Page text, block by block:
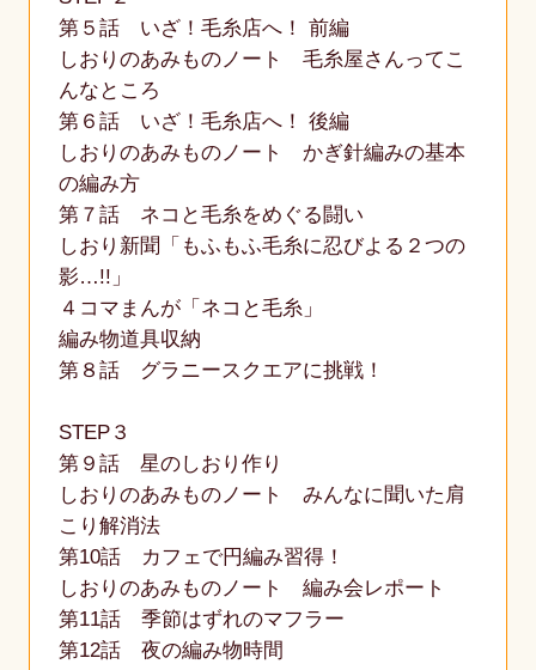
第５話 いざ！毛糸店へ！ 前編
しおりのあみものノート 毛糸屋さんってこ
んなところ
第６話 いざ！毛糸店へ！ 後編
しおりのあみものノート かぎ針編みの基本
の編み方
第７話 ネコと毛糸をめぐる闘い
しおり新聞「もふもふ毛糸に忍びよる２つの
影…!!」
４コマまんが「ネコと毛糸」
編み物道具収納
第８話 グラニースクエアに挑戦！
STEP３
第９話 星のしおり作り
しおりのあみものノート みんなに聞いた肩
こり解消法
第10話 カフェで円編み習得！
しおりのあみものノート 編み会レポート
第11話 季節はずれのマフラー
第12話 夜の編み物時間